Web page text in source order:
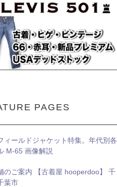
PAGES
ィールドジャケット特集。年代別各
M-65 画像解説
のご案内 【古着屋 hooperdoo】 千
葉市